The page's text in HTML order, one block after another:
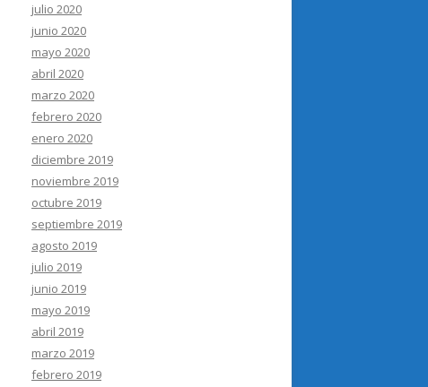
julio 2020
junio 2020
mayo 2020
abril 2020
marzo 2020
febrero 2020
enero 2020
diciembre 2019
noviembre 2019
octubre 2019
septiembre 2019
agosto 2019
julio 2019
junio 2019
mayo 2019
abril 2019
marzo 2019
febrero 2019